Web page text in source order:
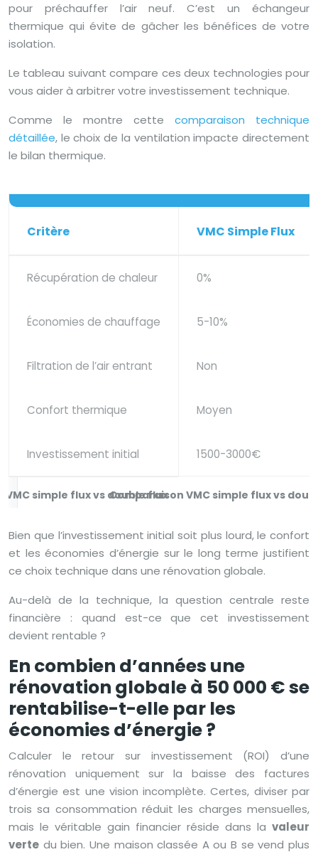
pour préchauffer l’air neuf. C’est un échangeur
thermique qui évite de gâcher les bénéfices de votre
isolation.
Le tableau suivant compare ces deux technologies pour
vous aider à arbitrer votre investissement technique.
Comme le montre cette comparaison technique
détaillée, le choix de la ventilation impacte directement
le bilan thermique.
Comparaison VMC simple flux vs
Critère VMC Simple Flux
Récupération de chaleur 0%
Économies de chauffage 5-10%
Filtration de l’air entrant Non
Confort thermique Moyen
Investissement initial 1500-3000€
Bien que l’investissement initial soit plus lourd, le confort
et les économies d’énergie sur le long terme justifient
ce choix technique dans une rénovation globale.
Au-delà de la technique, la question centrale reste
financière : quand est-ce que cet investissement
devient rentable ?
En combien d’années une
rénovation globale à 50 000 € se
rentabilise-t-elle par les
économies d’énergie ?
Calculer le retour sur investissement (ROI) d’une
rénovation uniquement sur la baisse des factures
d’énergie est une vision incomplète. Certes, diviser par
trois sa consommation réduit les charges mensuelles,
mais le véritable gain financier réside dans la valeur
verte du bien. Une maison classée A ou B se vend plus